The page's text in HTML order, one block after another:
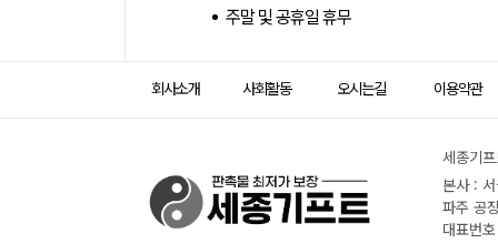
주말 및 공휴일 휴무
회사소개 사회활동 오시는길 이용약관
세종기
본사 :
파주 공
대표번